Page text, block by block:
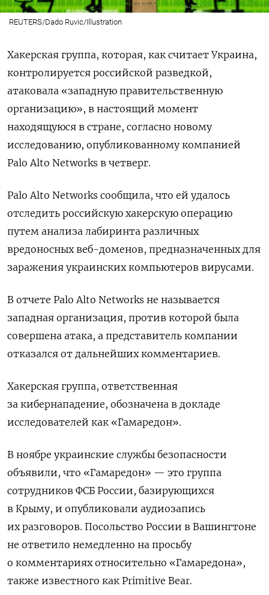
REUTERS/Dado Ruvic/Illustration
Хакерская группа, которая, как считает Украина,
контролируется российской разведкой,
атаковала «западную правительственную
организацию», в настоящий момент
находящуюся в стране, согласно новому
исследованию, опубликованному компанией
Palo Alto Networks в четверг.
Palo Alto Networks сообщила, что ей удалось
отследить российскую хакерскую операцию
путем анализа лабиринта различных
вредоносных веб-доменов, предназначенных для
заражения украинских компьютеров вирусами.
В отчете Palo Alto Networks не называется
западная организация, против которой была
совершена атака, а представитель компании
отказался от дальнейших комментариев.
Хакерская группа, ответственная
за кибернападение, обозначена в докладе
исследователей как «Гамаредон».
В ноябре украинские службы безопасности
объявили, что «Гамаредон» — это группа
сотрудников ФСБ России, базирующихся
в Крыму, и опубликовали аудиозапись
их разговоров. Посольство России в Вашингтоне
не ответило немедленно на просьбу
о комментариях относительно «Гамаредона»,
также известного как Primitive Bear.